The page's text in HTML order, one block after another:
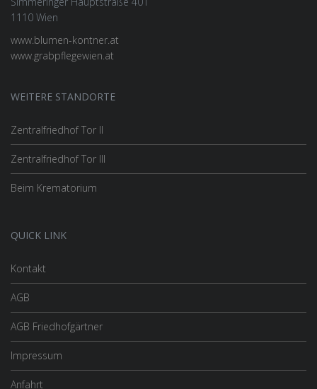
1110 Wien
www.blumen-kontner.at
www.grabpflegewien.at
WEITERE STANDORTE
Zentralfriedhof Tor II
Zentralfriedhof Tor III
Beim Krematorium
QUICK LINK
Kontakt
AGB
AGB Friedhofgärtner
Impressum
Anfahrt